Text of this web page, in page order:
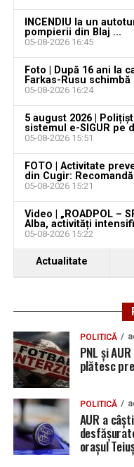
Ultimele știri din
Jaf de peste
păgubită susține
aproape o lună
Locuri de muncă
vacante
Locuri de muncă
august 2026.
vacante
Locuri de
2026. AJOFM
vacante
Bărbat de 30 de
ce și-ar fi
INCENDIU la un
pompierii din Blaj ...
05-08-2026 16:45
Foto | După 16 ani la
Farkas-Rusu
05-08-2026 16:24
5 august 2026 |
sistemul e-SIGUR pe
05-08-2026 15:51
FOTO | Activitate
din Cugir:
05-08-2026 15:21
Video | „ROADPOL –
Alba, activități
05-08-2026 15:22
Actualitate
POLITICĂ
PNL și
plătesc
POLITICĂ
AUR a
orașul